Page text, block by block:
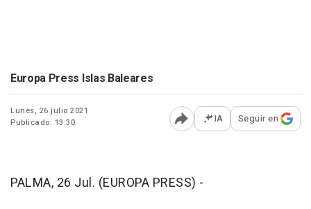
Europa Press Islas Baleares
Lunes, 26 julio 2021
Publicado: 13:30
Abrir opciones para
IA Seguir en
PALMA, 26 Jul. (EUROPA PRESS) -